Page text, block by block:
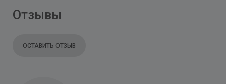
Отзывы
ОСТАВИТЬ ОТЗЫВ